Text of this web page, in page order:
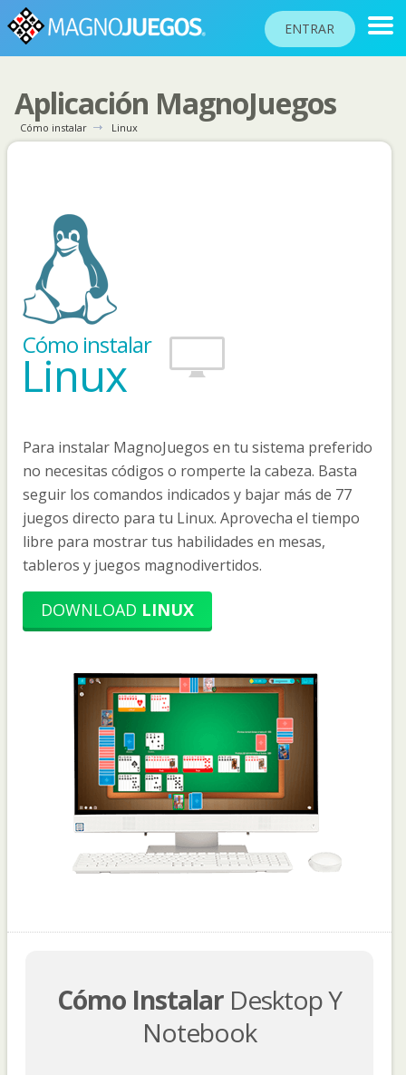
ENTRAR
RANKINGS
TORNEOS
AYUDA
PASAPORTE
JUGAR
Aplicación MagnoJuegos
Cómo instalar Linux
Cómo instalar
Linux
Para instalar MagnoJuegos en tu sistema preferido
no necesitas códigos o romperte la cabeza. Basta
seguir los comandos indicados y bajar más de 77
juegos directo para tu Linux. Aprovecha el tiempo
libre para mostrar tus habilidades en mesas,
tableros y juegos magnodivertidos.
DOWNLOAD LINUX
Cómo Instalar Desktop Y
Notebook